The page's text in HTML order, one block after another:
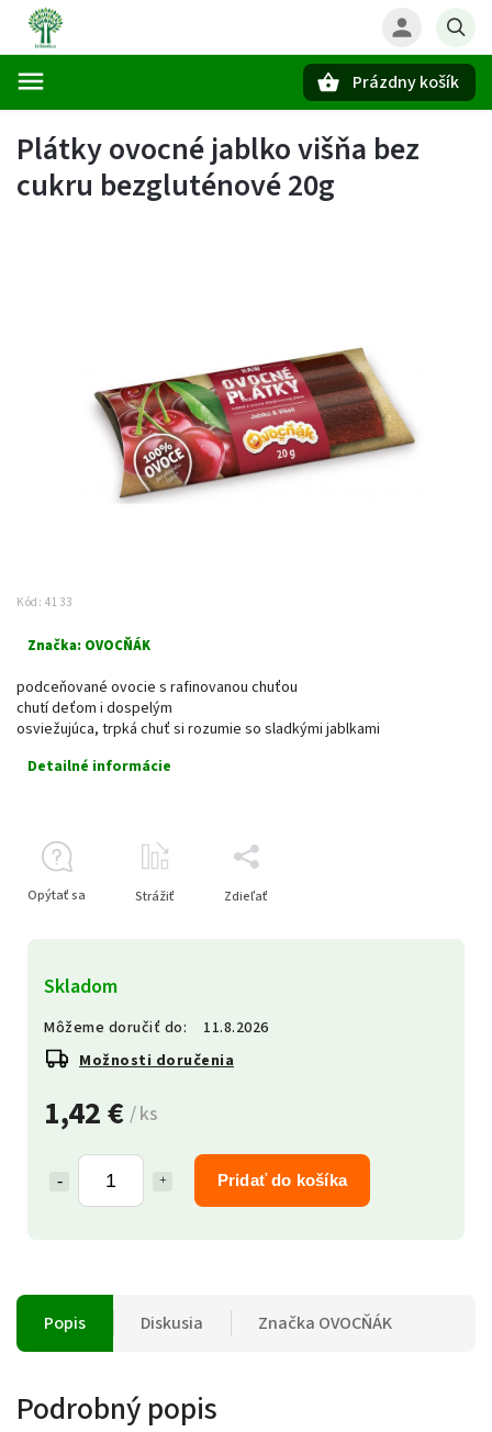
Prázdny košík
Plátky ovocné jablko višňa bez
cukru bezgluténové 20g
Kód: 4133
Značka: OVOCŇÁK
1,42 € / ks
Pridať do košíka
Skladom
Môžeme doručiť do:
11.8.2026
Možnosti doručenia
podceňované ovocie s rafinovanou chuťou
chutí deťom i dospelým
osviežujúca, trpká chuť si rozumie so sladkými jablkami
Detailné informácie
Opýtať sa Strážiť Zdieľať
Popis Diskusia Značka OVOCŇÁK
Podrobný popis